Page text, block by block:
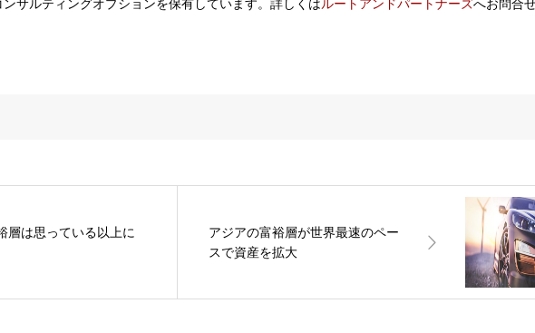
サルティングオプションを保有しています。詳しくはルートアンドパートナーズへお問合
層は思っている以上に
アジアの富裕層が世界最速のペー
スで資産を拡大